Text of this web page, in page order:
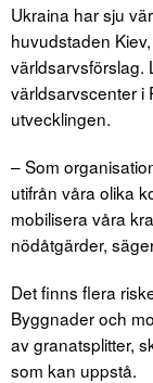
Ukraina har sju
huvudstaden
världsarvsförslag.
världsarvscenter i
utvecklingen.
– Som
utifrån våra olika
mobilisera våra
nödåtgärder,
Det finns flera
Byggnader och
av granatsplitter,
som kan uppstå.